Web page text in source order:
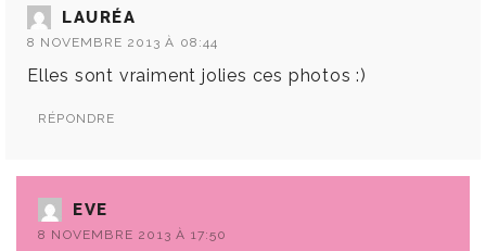
LAURÉA
8 NOVEMBRE 2013 À 08:44
Elles sont vraiment jolies ces photos :)
RÉPONDRE
EVE
8 NOVEMBRE 2013 À 17:50